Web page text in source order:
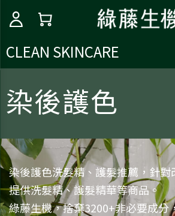
CLEAN SKINCARE
染後護色
染後護色洗髮精、護髮推薦，針
提供洗髮精、護髮精華等商品。
綠藤生機，捨棄3200+非必要成分